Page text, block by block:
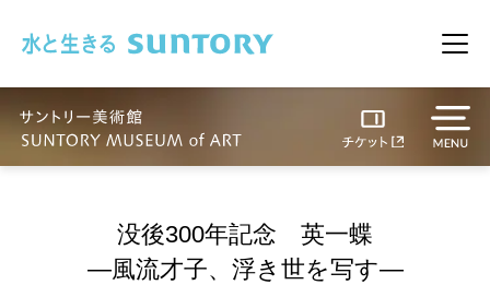
メ
没後300年記念 英一蝶
―風流才子、浮き世を写す―